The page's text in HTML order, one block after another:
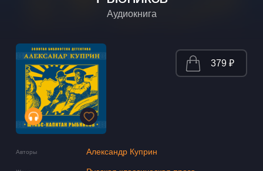
Аудиокнига
Авторы Александр Куприн
379 ₽